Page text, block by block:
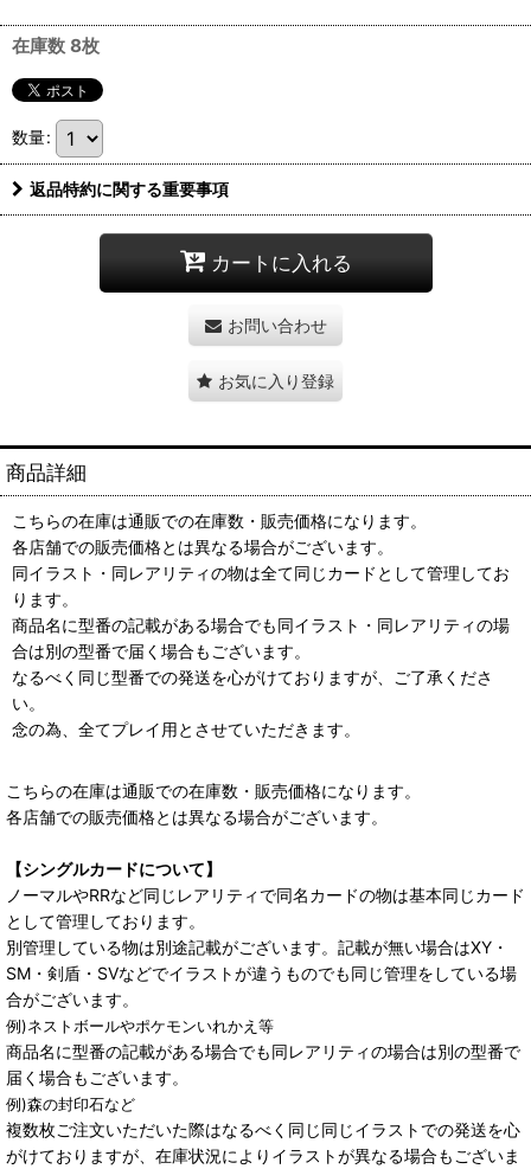
在庫数 8枚
数量:
返品特約に関する重要事項
カートに入れる
お問い合わせ
お気に入り登録
商品詳細
こちらの在庫は通販での在庫数・販売価格になります。
各店舗での販売価格とは異なる場合がございます。
同イラスト・同レアリティの物は全て同じカードとして管理してお
ります。
商品名に型番の記載がある場合でも同イラスト・同レアリティの場
合は別の型番で届く場合もございます。
なるべく同じ型番での発送を心がけておりますが、ご了承くださ
い。
念の為、全てプレイ用とさせていただきます。
こちらの在庫は通販での在庫数・販売価格になります。
各店舗での販売価格とは異なる場合がございます。
【シングルカードについて】
ノーマルやRRなど同じレアリティで同名カードの物は基本同じカード
として管理しております。
別管理している物は別途記載がございます。記載が無い場合はXY・
SM・剣盾・SVなどでイラストが違うものでも同じ管理をしている場
合がございます。
例)ネストボールやポケモンいれかえ等
商品名に型番の記載がある場合でも同レアリティの場合は別の型番で
届く場合もございます。
例)森の封印石など
複数枚ご注文いただいた際はなるべく同じ同じイラストでの発送を心
がけておりますが、在庫状況によりイラストが異なる場合もございま